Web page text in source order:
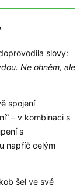
slovy:
Ne ohněm, ale
spojení
– v kombinaci s
s
napříč celým
šel ve své